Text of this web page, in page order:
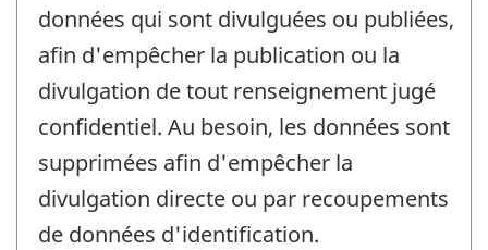
données qui sont divulguées ou publiées,
afin d'empêcher la publication ou la
divulgation de tout renseignement jugé
confidentiel. Au besoin, les données sont
supprimées afin d'empêcher la
divulgation directe ou par recoupements
de données d'identification.